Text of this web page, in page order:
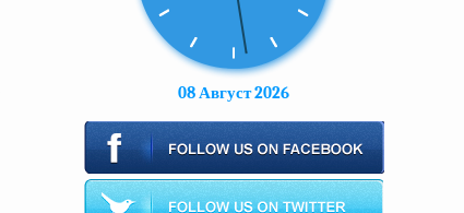
08 Август 2026